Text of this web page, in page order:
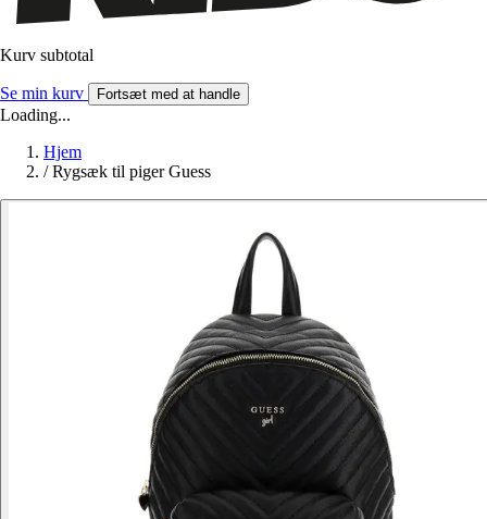
Kurv subtotal
Se min kurv Fortsæt med at handle
Loading...
Hjem
/ Rygsæk til piger Guess